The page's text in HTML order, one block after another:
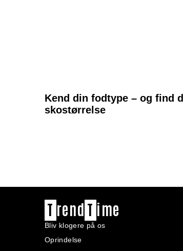
Kend din fodtype – og find
skostørrelse
T rend T ime
Bliv klogere på os
Oprindelse